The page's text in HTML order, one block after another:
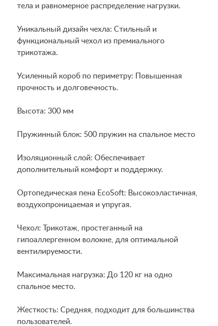
тела и равномерное распределение нагрузки.
Уникальный дизайн чехла: Стильный и
функциональный чехол из премиального
трикотажа.
Усиленный короб по периметру: Повышенная
прочность и долговечность.
Высота: 300 мм
Пружинный блок: 500 пружин на спальное место
Изоляционный слой: Обеспечивает
дополнительный комфорт и поддержку.
Ортопедическая пена EcoSoft: Высокоэластичная,
воздухопроницаемая и упругая.
Чехол: Трикотаж, простеганный на
гипоаллергенном волокне, для оптимальной
вентилируемости.
Максимальная нагрузка: До 120 кг на одно
спальное место.
Жесткость: Средняя, подходит для большинства
пользователей.